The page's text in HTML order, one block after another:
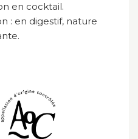
en cocktail.
: en digestif, nature